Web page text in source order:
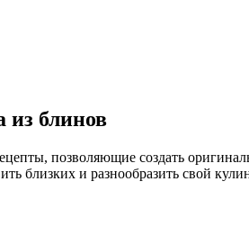
из блинов
позволяющие создать
близких и разнообразить свой